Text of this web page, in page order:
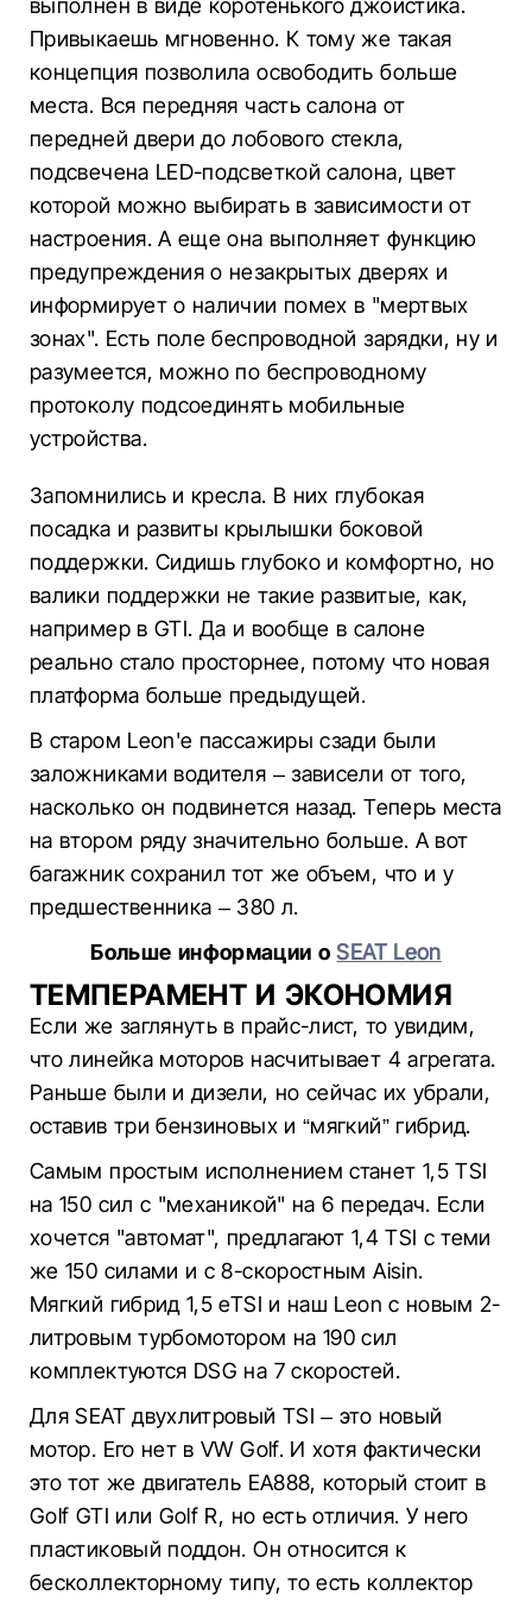
выполнен в виде коротенького джойстика.
Привыкаешь мгновенно. К тому же такая
концепция позволила освободить больше
места. Вся передняя часть салона от
передней двери до лобового стекла,
подсвечена LED-подсветкой салона, цвет
которой можно выбирать в зависимости от
настроения. А еще она выполняет функцию
предупреждения о незакрытых дверях и
информирует о наличии помех в "мертвых
зонах". Есть поле беспроводной зарядки, ну и
разумеется, можно по беспроводному
протоколу подсоединять мобильные
устройства.
Запомнились и кресла. В них глубокая
посадка и развиты крылышки боковой
поддержки. Сидишь глубоко и комфортно, но
валики поддержки не такие развитые, как,
например в GTI. Да и вообще в салоне
реально стало просторнее, потому что новая
платформа больше предыдущей.
В старом Leon'е пассажиры сзади были
заложниками водителя – зависели от того,
насколько он подвинется назад. Теперь места
на втором ряду значительно больше. А вот
багажник сохранил тот же объем, что и у
предшественника – 380 л.
Больше информации оSEAT Leon
ТЕМПЕРАМЕНТ И ЭКОНОМИЯ
Если же заглянуть в прайс-лист, то увидим,
что линейка моторов насчитывает 4 агрегата.
Раньше были и дизели, но сейчас их убрали,
оставив три бензиновых и “мягкий” гибрид.
Самым простым исполнением станет 1,5 TSI
на 150 сил с "механикой" на 6 передач. Если
хочется "автомат", предлагают 1,4 TSI с теми
же 150 силами и с 8-скоростным Aisin.
Мягкий гибрид 1,5 eTSI и наш Leon с новым 2-
литровым турбомотором на 190 сил
комплектуются DSG на 7 скоростей.
Для SEAT двухлитровый TSI – это новый
мотор. Его нет в VW Golf. И хотя фактически
это тот же двигатель EA888, который стоит в
Golf GTI или Golf R, но есть отличия. У него
пластиковый поддон. Он относится к
бесколлекторному типу, то есть коллектор